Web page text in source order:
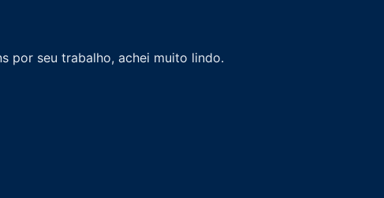
por seu trabalho, achei muito lindo.